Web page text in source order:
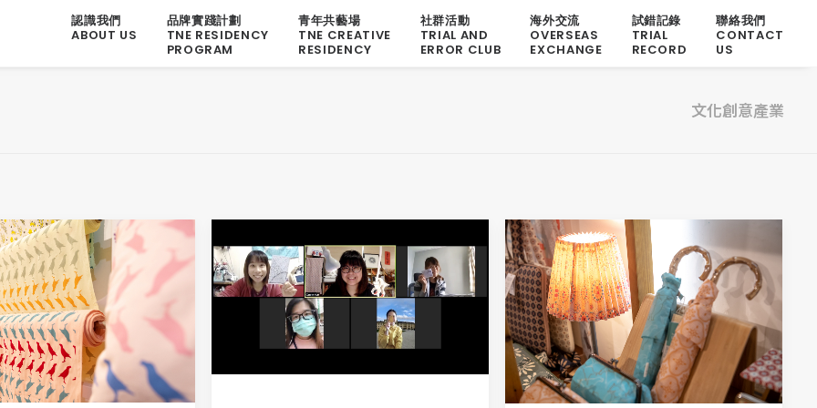
認識我們
ABOUT US
品牌實踐計劃
TNE RESIDENCY
PROGRAM
青年共藝場
TNE CREATIVE
RESIDENCY
社群活動
TRIAL AND
ERROR CLUB
海外交流
OVERSEAS
EXCHANGE
試錯記錄
TRIAL
RECORD
聯絡我們
CONTACT
US
文化創意產業